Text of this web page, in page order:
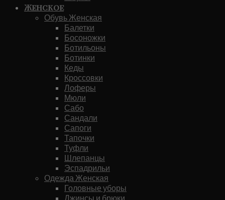
Женское
Обувь Женская
Балетки
Босоножки
Ботильоны
Ботинки
Кеды
Кроссовки
Лоферы
Мюли
Сабо
Сандали
Сапоги
Тапочки
Туфли
Шлепанцы
Эспадрильи
Одежда Женская
Головные уборы
Джинсы и брюки